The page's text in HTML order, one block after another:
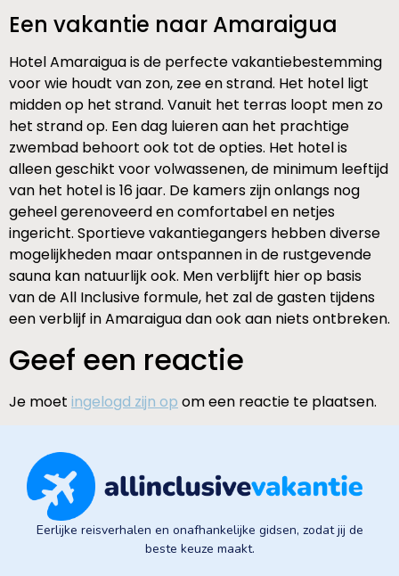
Een vakantie naar Amaraigua
Hotel Amaraigua is de perfecte vakantiebestemming
voor wie houdt van zon, zee en strand. Het hotel ligt
midden op het strand. Vanuit het terras loopt men zo
het strand op. Een dag luieren aan het prachtige
zwembad behoort ook tot de opties. Het hotel is
alleen geschikt voor volwassenen, de minimum leeftijd
van het hotel is 16 jaar. De kamers zijn onlangs nog
geheel gerenoveerd en comfortabel en netjes
ingericht. Sportieve vakantiegangers hebben diverse
mogelijkheden maar ontspannen in de rustgevende
sauna kan natuurlijk ook. Men verblijft hier op basis
van de All Inclusive formule, het zal de gasten tijdens
een verblijf in Amaraigua dan ook aan niets ontbreken.
Geef een reactie
Je moet ingelogd zijn op om een reactie te plaatsen.
Eerlijke reisverhalen en onafhankelijke gidsen, zodat jij de
beste keuze maakt.